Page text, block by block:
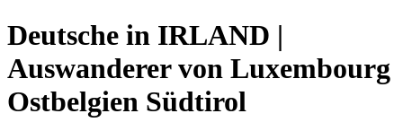
Deutsche in IRLAND |
Auswanderer von Luxembourg
Ostbelgien Südtirol